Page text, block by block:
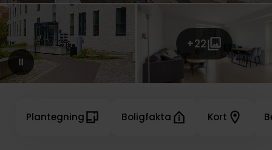
+22
Plantegning Boligfakta Kort